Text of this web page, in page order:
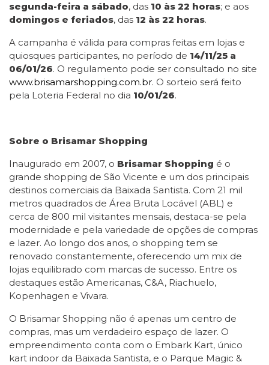
segunda-feira a sábado, das 10 às 22 horas; e aos
domingos e feriados, das 12 às 22 horas.
A campanha é válida para compras feitas em lojas e
quiosques participantes, no período de 14/11/25 a
06/01/26. O regulamento pode ser consultado no site
www.brisamarshopping.com.br. O sorteio será feito
pela Loteria Federal no dia 10/01/26.
Sobre o Brisamar Shopping
Inaugurado em 2007, o Brisamar Shopping é o
grande shopping de São Vicente e um dos principais
destinos comerciais da Baixada Santista. Com 21 mil
metros quadrados de Área Bruta Locável (ABL) e
cerca de 800 mil visitantes mensais, destaca-se pela
modernidade e pela variedade de opções de compras
e lazer. Ao longo dos anos, o shopping tem se
renovado constantemente, oferecendo um mix de
lojas equilibrado com marcas de sucesso. Entre os
destaques estão Americanas, C&A, Riachuelo,
Kopenhagen e Vivara.
O Brisamar Shopping não é apenas um centro de
compras, mas um verdadeiro espaço de lazer. O
empreendimento conta com o Embark Kart, único
kart indoor da Baixada Santista, e o Parque Magic &